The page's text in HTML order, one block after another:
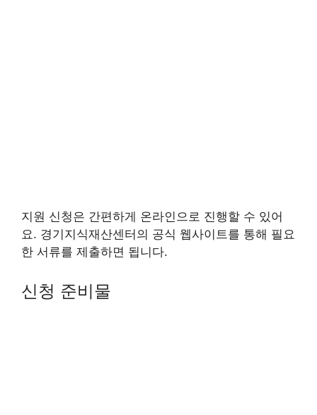
지원 신청은 간편하게 온라인으로 진행할 수 있어
요. 경기지식재산센터의 공식 웹사이트를 통해 필요
한 서류를 제출하면 됩니다.
신청 준비물